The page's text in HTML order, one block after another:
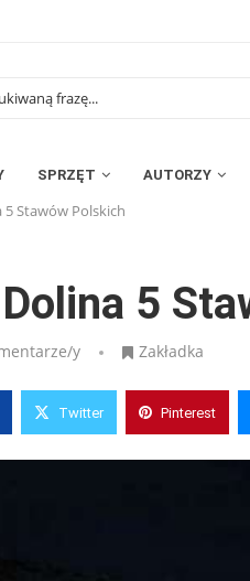
SPRZĘT AUTORZY
Stawów Polskich
5
y Zakładka
Twitter Pinterest